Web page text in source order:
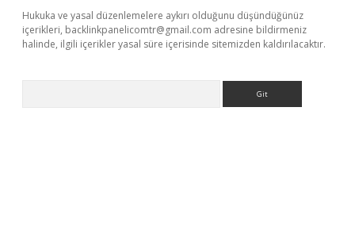
Hukuka ve yasal düzenlemelere aykırı olduğunu düşündüğünüz
içerikleri, backlinkpanelicomtr@gmail.com adresine bildirmeniz
halinde, ilgili içerikler yasal süre içerisinde sitemizden kaldırılacaktır.